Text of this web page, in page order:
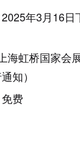
年3月16日
海虹桥国家会
知）
费